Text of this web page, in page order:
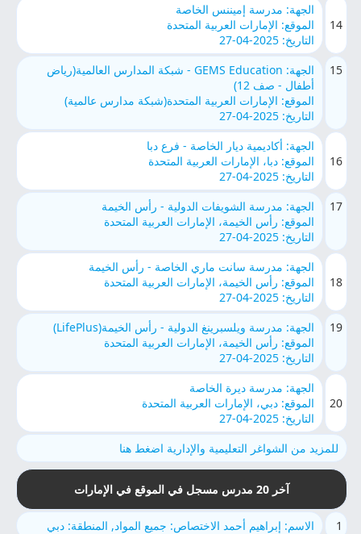
14
الجهة: مدرسة إميننس الخاصة
الموقع: الإمارات العربية المتحدة
التاريخ: 2025-04-27
15
الجهة: GEMS Education - شبكة المدارس العالمية(رياض
أطفال - صف 12)
الموقع: الإمارات العربية المتحدة(شبكة مدارس عالمية)
التاريخ: 2025-04-27
16
الجهة: أكاديمية ديار الخاصة - فرع دبا
الموقع: دبا، الإمارات العربية المتحدة
التاريخ: 2025-04-27
17
الجهة: مدرسة الشويفات الدولية - رأس الخيمة
الموقع: رأس الخيمة، الإمارات العربية المتحدة
التاريخ: 2025-04-27
18
الجهة: مدرسة سانت ماري الخاصة - رأس الخيمة
الموقع: رأس الخيمة، الإمارات العربية المتحدة
التاريخ: 2025-04-27
19
الجهة: مدرسة ويلسبرينغ الدولية - رأس الخيمة(LifePlus)
الموقع: رأس الخيمة، الإمارات العربية المتحدة
التاريخ: 2025-04-27
20
الجهة: مدرسة ديرة الخاصة
الموقع: دبي، الإمارات العربية المتحدة
التاريخ: 2025-04-27
للمزيد من الشواغر التعليمية والإدارية اضغط هنا
آخر 20 مدرس مسجل في الموقع في الإمارات
1 الاسم: إبراهيم أحمد الاختصاص: جميع المواد, المنطقة: دبي